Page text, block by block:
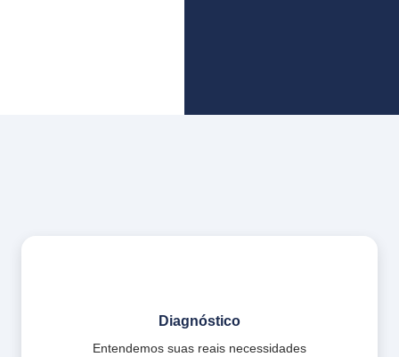
Diagnóstico
Entendemos suas reais necessidades